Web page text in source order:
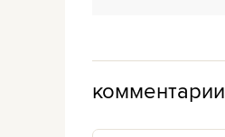
комментарии